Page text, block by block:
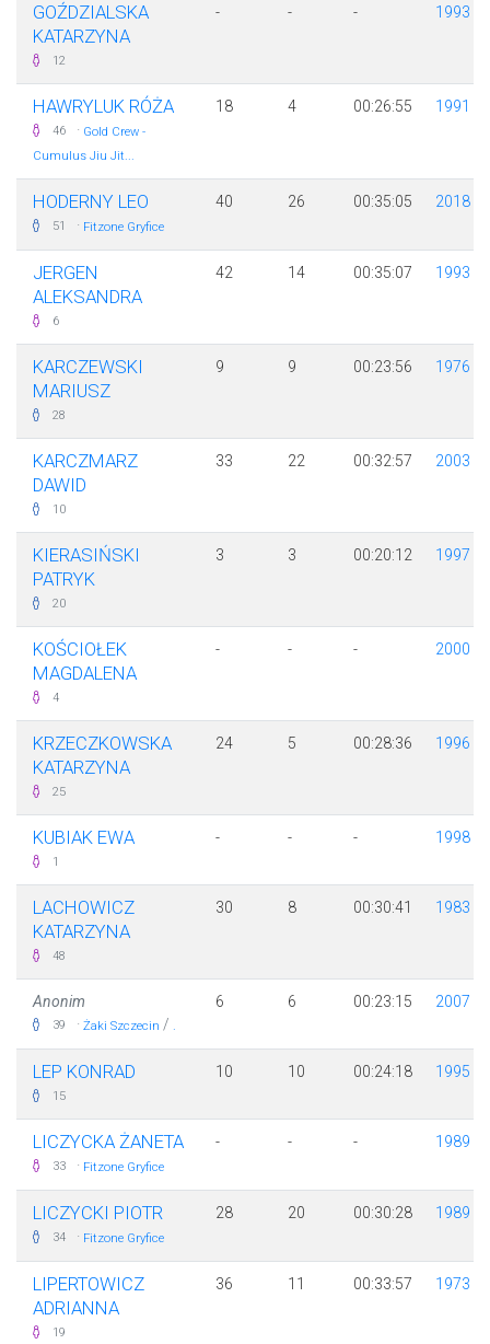
GOŹDZIALSKA
KATARZYNA
12
- - - 1993
HAWRYLUK RÓŻA
46 · Gold Crew -
Cumulus Jiu Jit...
18 4 00:26:55 1991
HODERNY LEO
51 · Fitzone Gryfice
40 26 00:35:05 2018
JERGEN
ALEKSANDRA
6
42 14 00:35:07 1993
KARCZEWSKI
MARIUSZ
28
9 9 00:23:56 1976
KARCZMARZ
DAWID
10
33 22 00:32:57 2003
KIERASIŃSKI
PATRYK
20
3 3 00:20:12 1997
KOŚCIOŁEK
MAGDALENA
4
- - - 2000
KRZECZKOWSKA
KATARZYNA
25
24 5 00:28:36 1996
KUBIAK EWA
1
- - - 1998
LACHOWICZ
KATARZYNA
48
30 8 00:30:41 1983
Anonim
39 · Żaki Szczecin / .
6 6 00:23:15 2007
LEP KONRAD
15
10 10 00:24:18 1995
LICZYCKA ŻANETA
33 · Fitzone Gryfice
- - - 1989
LICZYCKI PIOTR
34 · Fitzone Gryfice
28 20 00:30:28 1989
LIPERTOWICZ
ADRIANNA
19
36 11 00:33:57 1973